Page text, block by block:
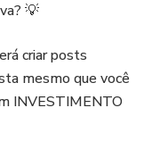
💡
criar posts
mesmo que você
INVESTIMENTO